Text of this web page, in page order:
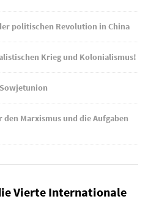
politischen Revolution in China
Krieg und Kolonialismus!
Marxismus und die Aufgaben
Vierte Internationale